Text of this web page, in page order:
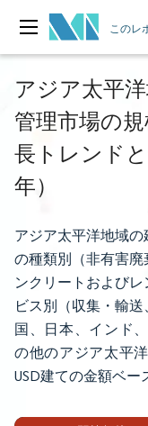
このレ
アジア太平
管理市場の
長トレンド
年）
アジア太平洋地域
の種類別（非有害
ンクリートおよび
ビス別（収集・輸
国、日本、インド
の他のアジア太平
USD建ての金額ベー